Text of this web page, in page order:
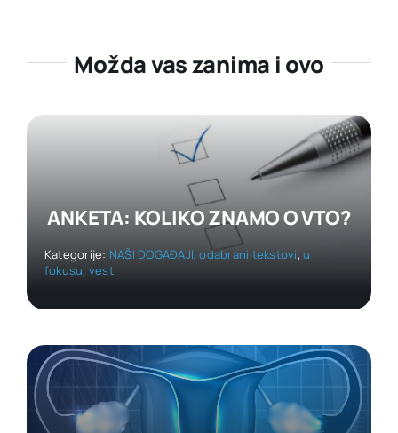
Možda vas zanima i ovo
ANKETA: KOLIKO ZNAMO O VTO?
Kategorije: NAŠI DOGAĐAJI,odabrani tekstovi,u
fokusu, vesti